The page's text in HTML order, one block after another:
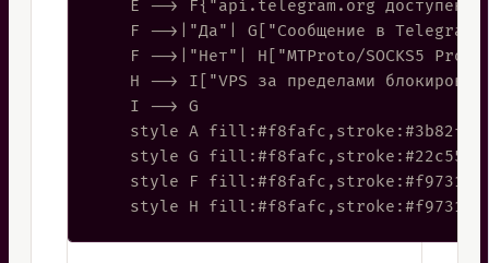
E --> F{"api.telegram.org
F -->|"Да"| G["Сообщение в
F -->|"Нет"| H["MTProto/SOCKS5
H --> I["VPS за пределами
    I --> G
style A
style G
style F